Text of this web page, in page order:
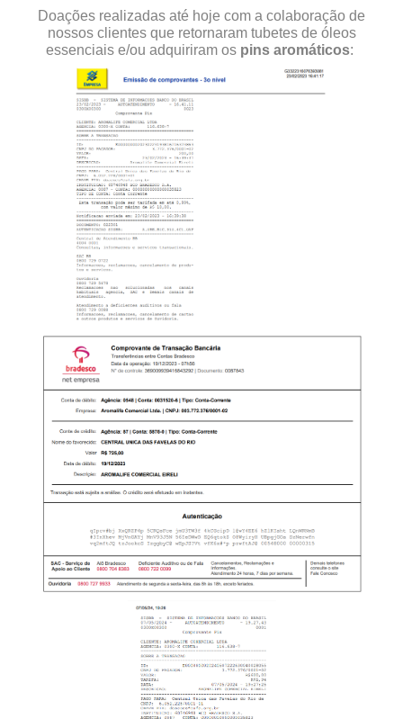
Doações realizadas até hoje com a colaboração de
nossos clientes que retornaram tubetes de óleos
essenciais e/ou adquiriram os pins aromáticos: